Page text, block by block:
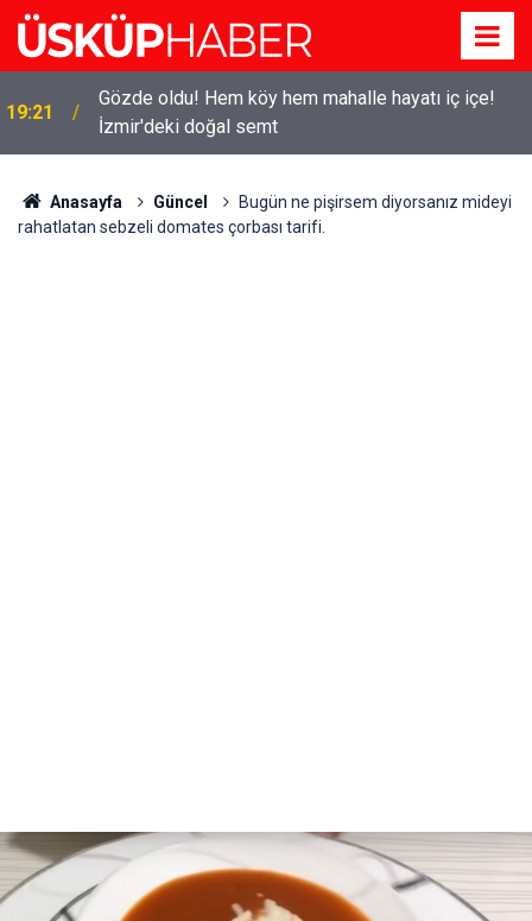
19:21
Gözde oldu! Hem köy hem mahalle hayatı iç içe!
İzmir'deki doğal semt
Anasayfa Güncel
Bugün ne pişirsem diyorsanız mideyi
rahatlatan sebzeli domates çorbası tarifi.